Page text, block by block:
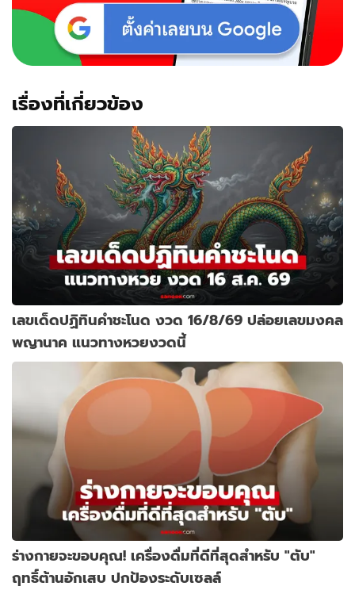
เรื่องที่เกี่ยวข้อง
เลขเด็ดปฏิทินคำชะโนด งวด 16/8/69 ปล่อยเลขมงคล
พญานาค แนวทางหวยงวดนี้
ร่างกายจะขอบคุณ! เครื่องดื่มที่ดีที่สุดสำหรับ "ตับ"
ฤทธิ์ต้านอักเสบ ปกป้องระดับเซลล์